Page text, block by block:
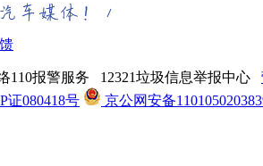
报警服务 12321垃圾信息举报中心
证080418号 京公网安备